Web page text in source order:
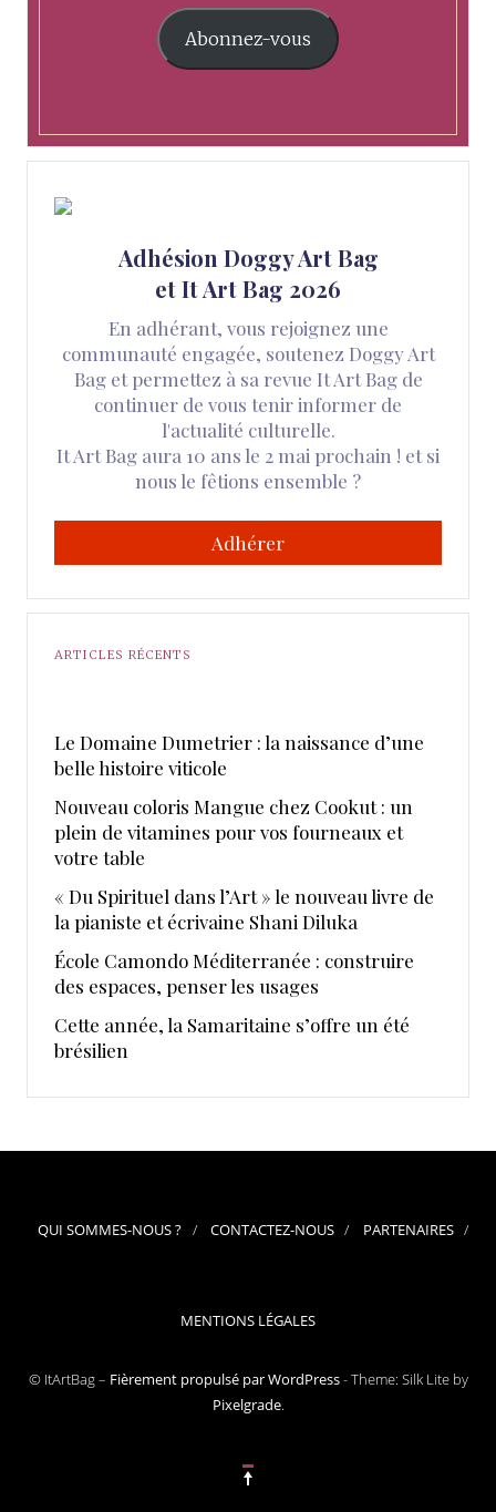
Abonnez-vous
Adhésion Doggy Art Bag
et It Art Bag 2026
En adhérant, vous rejoignez une
communauté engagée, soutenez Doggy Art
Bag et permettez à sa revue It Art Bag de
continuer de vous tenir informer de
l'actualité culturelle.
It Art Bag aura 10 ans le 2 mai prochain ! et si
nous le fêtions ensemble ?
Adhérer
ARTICLES RÉCENTS
Le Domaine Dumetrier : la naissance d’une
belle histoire viticole
Nouveau coloris Mangue chez Cookut : un
plein de vitamines pour vos fourneaux et
votre table
« Du Spirituel dans l’Art » le nouveau livre de
la pianiste et écrivaine Shani Diluka
École Camondo Méditerranée : construire
des espaces, penser les usages
Cette année, la Samaritaine s’offre un été
brésilien
QUI SOMMES-NOUS ? CONTACTEZ-NOUS PARTENAIRES
MENTIONS LÉGALES
© ItArtBag – Fièrement propulsé par WordPress-Theme: Silk Lite by
Pixelgrade.